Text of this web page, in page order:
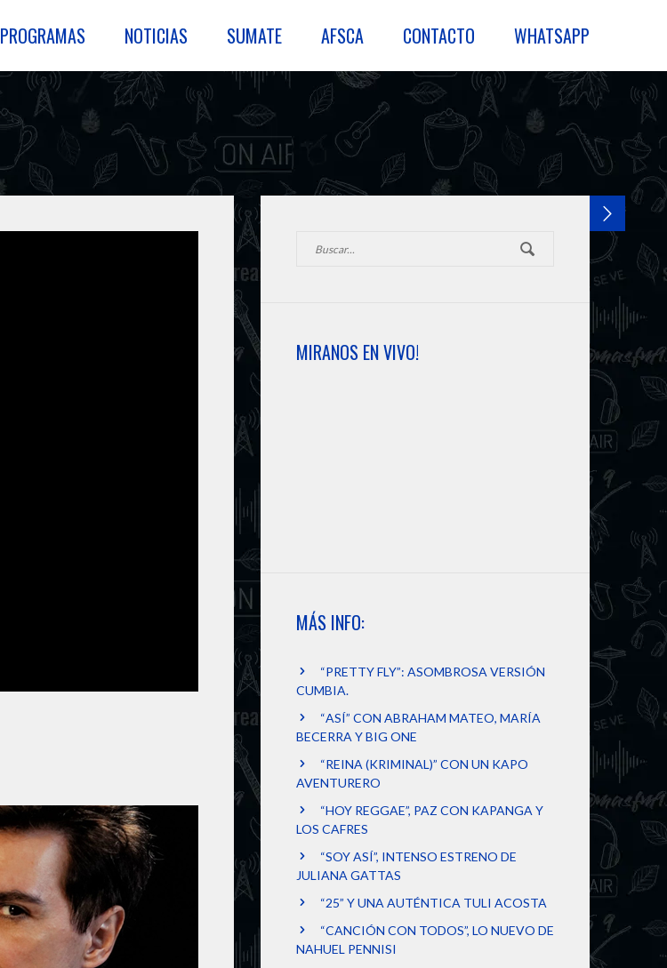
PROGRAMAS NOTICIAS SUMATE AFSCA CONTACTO WHATSAPP
MIRANOS EN VIVO!
MÁS INFO:
“PRETTY FLY”: ASOMBROSA VERSIÓN
CUMBIA.
“ASÍ” CON ABRAHAM MATEO, MARÍA
BECERRA Y BIG ONE
“REINA (KRIMINAL)” CON UN KAPO
AVENTURERO
“HOY REGGAE”, PAZ CON KAPANGA Y
LOS CAFRES
“SOY ASÍ”, INTENSO ESTRENO DE
JULIANA GATTAS
“25” Y UNA AUTÉNTICA TULI ACOSTA
“CANCIÓN CON TODOS”, LO NUEVO DE
NAHUEL PENNISI